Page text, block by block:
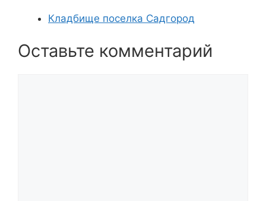
Кладбище поселка Садгород
Оставьте комментарий